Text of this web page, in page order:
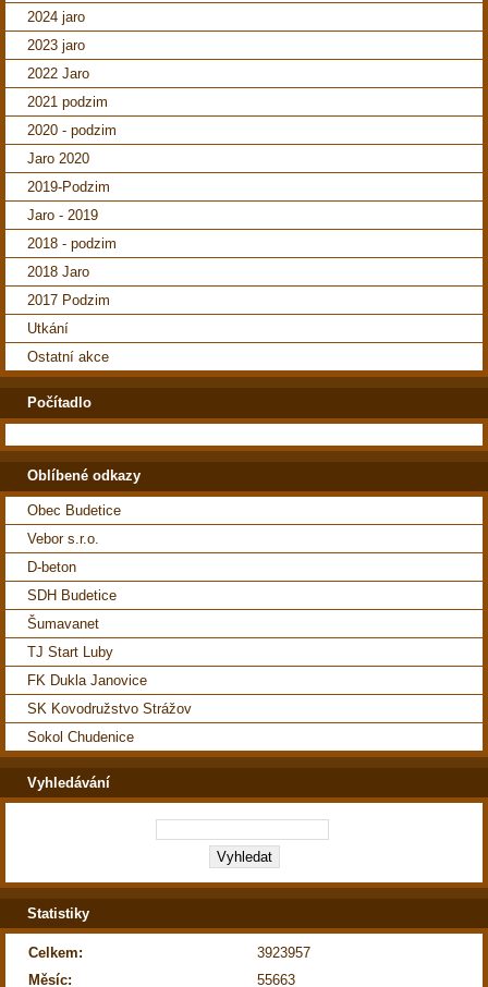
2024 jaro
2023 jaro
2022 Jaro
2021 podzim
2020 - podzim
Jaro 2020
2019-Podzim
Jaro - 2019
2018 - podzim
2018 Jaro
2017 Podzim
Utkání
Ostatní akce
Počítadlo
Oblíbené odkazy
Obec Budetice
Vebor s.r.o.
D-beton
SDH Budetice
Šumavanet
TJ Start Luby
FK Dukla Janovice
SK Kovodružstvo Strážov
Sokol Chudenice
Vyhledávání
Statistiky
Celkem:
3923957
Měsíc:
55663